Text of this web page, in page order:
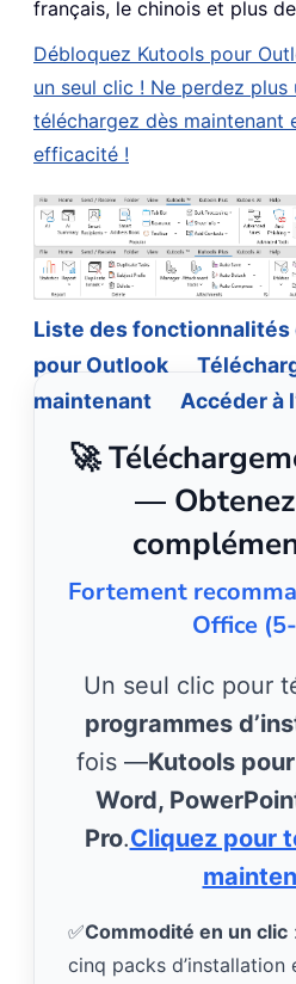
français, le chinois et plus
Débloquez Kutools pour
un seul clic ! Ne perdez plus
téléchargez dès maintenant
efficacité !
Liste des fonctionnalités
pour Outlook
maintenant
Accéder à
🚀
—
Fortement
Office
Un seul clic pour
programmes
fois —Kutools
Word,
Pro.Cliquez pour
✅Commodité en un clic
cinq packs d’installation